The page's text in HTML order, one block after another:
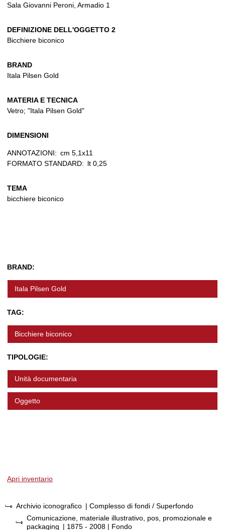
Sala Giovanni Peroni, Armadio 1
DEFINIZIONE DELL'OGGETTO 2
Bicchiere biconico
BRAND
Itala Pilsen Gold
MATERIA E TECNICA
Vetro; "Itala Pilsen Gold"
DIMENSIONI
ANNOTAZIONI: cm 5,1x11
FORMATO STANDARD: lt 0,25
TEMA
bicchiere biconico
BRAND:
Itala Pilsen Gold
TAG:
Bicchiere biconico
TIPOLOGIE:
Unità documentaria
Oggetto
Apri inventario
Archivio iconografico | Complesso di fondi / Superfondo
Comunicazione, materiale illustrativo, pos, promozionale e
packaging | 1875 - 2008 | Fondo